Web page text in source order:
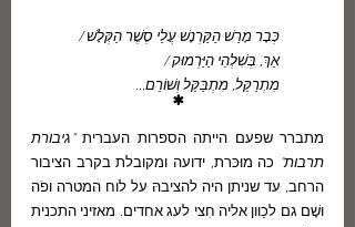
כְּבָר מָרַשׁ הַקַּרְנָשׁ עֲלֵי סֶשֶׁר הַקְּלָשׁ /
אַךְ, בְּשִׁלְהֵי הַיַּרְמוּק /
מִתְרַקֵּל, מִתְבַּקֵּל וְשׁוֹרֵם...
*
מתברר שפעם הייתה הספרות העברית
"גיבורת
תרבות"
ושָׁם גם לכַוון אליה חִצי לעג אחדים. מאזיני התכנית